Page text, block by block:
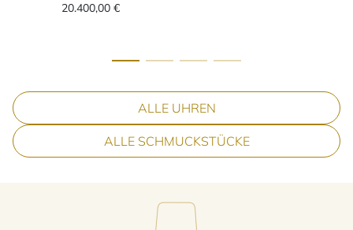
20.400,00 €
ALLE UHREN
ALLE SCHMUCKSTÜCKE